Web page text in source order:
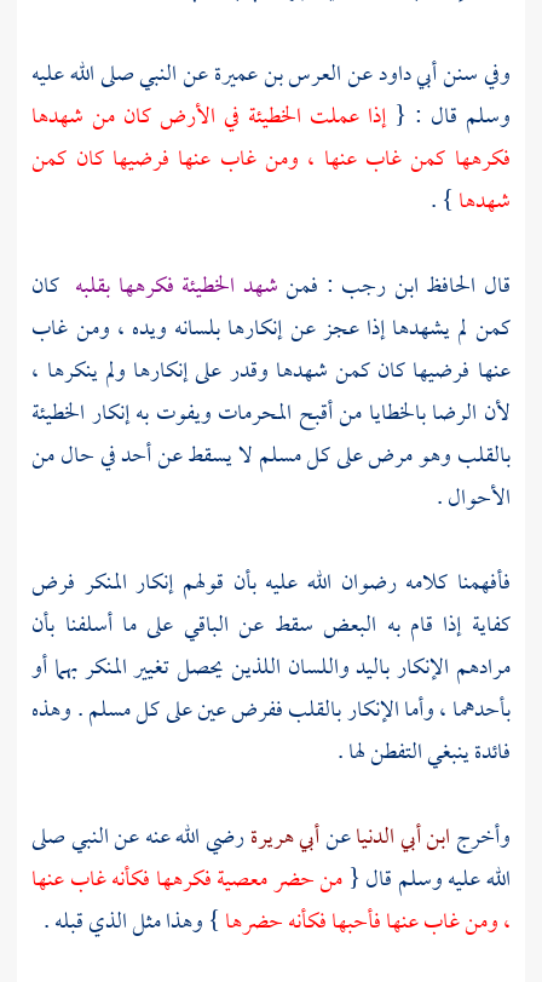
وفي سننأبي داودعنالعرس بن عميرةعن النبي صلى الله عليه
وسلم قال : {إذا عملت الخطيئة في الأرض كان من شهدها
فكرهها كمن غاب عنها ، ومن غاب عنها فرضيها كان كمن
شهدها} .
قال الحافظ ابن رجب : فمنشهد الخطيئة فكرهها بقلبه كان
كمن لم يشهدها إذا عجز عن إنكارها بلسانه ويده ، ومن غاب
عنها فرضيها كان كمن شهدها وقدر على إنكارها ولم ينكرها ،
لأن الرضا بالخطايا من أقبح المحرمات ويفوت به إنكار الخطيئة
بالقلب وهو مرض على كل مسلم لا يسقط عن أحد في حال من
الأحوال .
فأفهمنا كلامه رضوان الله عليه بأن قولهم إنكار المنكر فرض
كفاية إذا قام به البعض سقط عن الباقي على ما أسلفنا بأن
مرادهم الإنكار باليد واللسان اللذين يحصل تغيير المنكر بهما أو
بأحدهما ، وأما الإنكار بالقلب ففرض عين على كل مسلم . وهذه
فائدة ينبغي التفطن لها .
وأخرجابن أبي الدنياعنأبي هريرةرضي الله عنه عن النبي صلى
الله عليه وسلم قال {من حضر معصية فكرهها فكأنه غاب عنها
، ومن غاب عنها فأحبها فكأنه حضرها} وهذا مثل الذي قبله .